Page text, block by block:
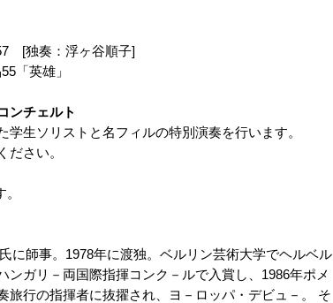
[独奏：浮ヶ谷順子]
「英雄」
ンチェルト
生ソリストと名フィルの特別演奏を行います。
ださい。
に師事。1978年に渡独。ベルリン芸術大学でヘルベル
ンガリ－両国際指揮コンク－ルで入賞し、1986年ポメ
旅行の指揮者に抜擢され、ヨ－ロッパ・デビュ－。 そ